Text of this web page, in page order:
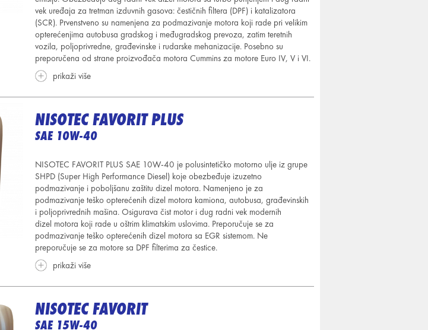
vek uređaja za tretman izduvnih gasova: čestičnih filtera (DPF) i katalizatora
(SCR). Prvenstveno su namenjena za podmazivanje motora koji rade pri velikim
opterećenjima autobusa gradskog i međugradskog prevoza, zatim teretnih
vozila, poljoprivredne, građevinske i rudarske mehanizacije. Posebno su
preporučena od strane proizvođača motora Cummins za motore Euro IV, V i VI.
prikaži više
NISOTEC FAVORIT PLUS
SAE 10W-40
NISOTEC FAVORIT PLUS SAE 10W-40 je polusintetičko motorno ulje iz grupe
SHPD (Super High Performance Diesel) koje obezbeđuje izuzetno
podmazivanje i poboljšanu zaštitu dizel motora. Namenjeno je za
podmazivanje teško opterećenih dizel motora kamiona, autobusa, građevinskih
i poljoprivrednih mašina. Osigurava čist motor i dug radni vek modernih
dizel motora koji rade u oštrim klimatskim uslovima. Preporučuje se za
podmazivanje teško opterećenih dizel motora sa EGR sistemom. Ne
preporučuje se za motore sa DPF filterima za čestice.
prikaži više
NISOTEC FAVORIT
SAE 15W-40